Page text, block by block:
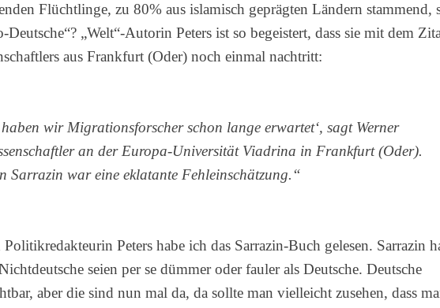
Flüchtlinge, zu 80% aus islamisch geprägten Ländern stammend,
Deutsche“? „Welt“-Autorin Peters ist so begeistert, dass sie mit dem
aus Frankfurt (Oder) noch einmal nachtritt:
wir Migrationsforscher schon lange erwartet‘, sagt Werner
an der Europa-Universität Viadrina in Frankfurt (Oder).
Sarrazin war eine eklatante Fehleinschätzung.“
Peters habe ich das Sarrazin-Buch gelesen. Sarrazin
seien per se dümmer oder fauler als Deutsche. Deutsche
aber die sind nun mal da, da sollte man vielleicht zusehen, dass